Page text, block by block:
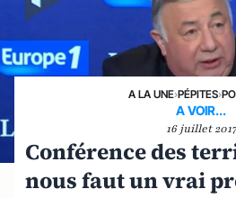
A LA UNE›PÉPITES›
A VOIR...
16 juillet 2017
Conférence des
nous faut un vrai